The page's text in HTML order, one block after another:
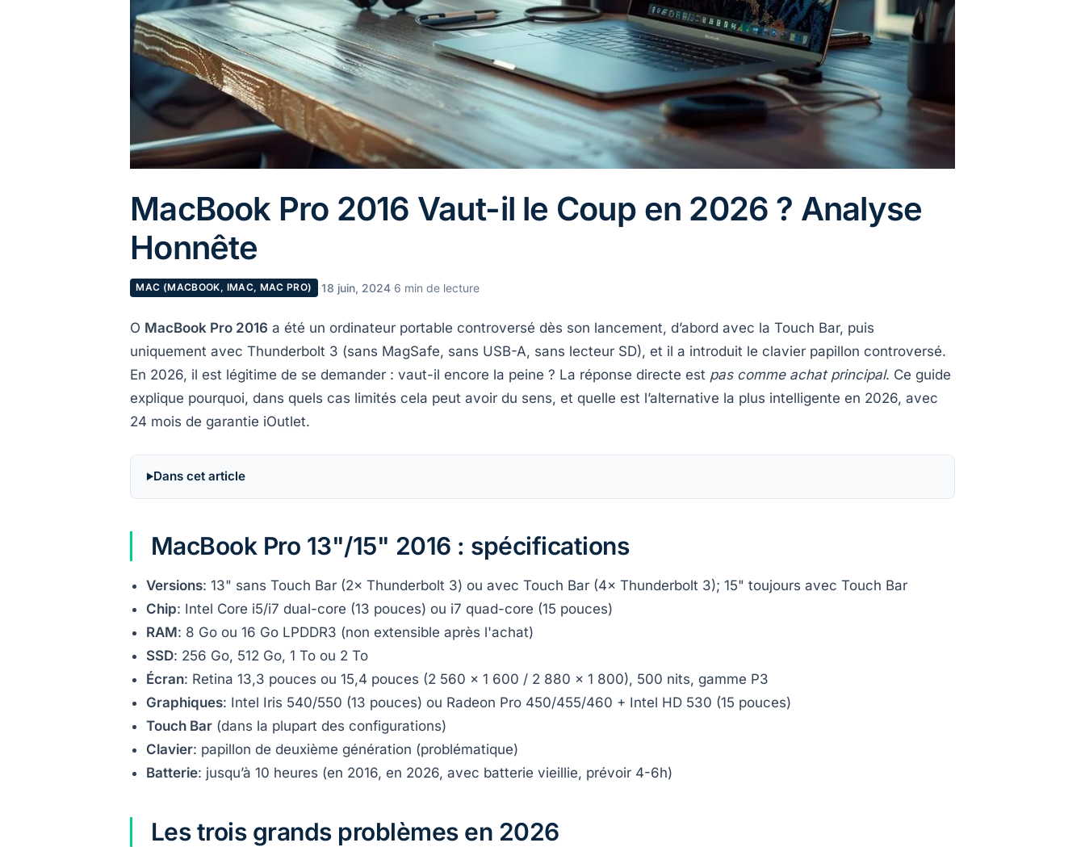
MacBook Pro 2016 Vaut-il le Coup en 2026 ? Analyse
Honnête
MAC (MACBOOK, IMAC, MAC PRO) ·18 juin, 2024·6 min de lecture
O MacBook Pro 2016 a été un ordinateur portable controversé dès son lancement, d’abord avec la Touch Bar, puis
uniquement avec Thunderbolt 3 (sans MagSafe, sans USB-A, sans lecteur SD), et il a introduit le clavier papillon controversé.
En 2026, il est légitime de se demander : vaut-il encore la peine ? La réponse directe est pas comme achat principal. Ce guide
explique pourquoi, dans quels cas limités cela peut avoir du sens, et quelle est l’alternative la plus intelligente en 2026, avec
24 mois de garantie iOutlet.
Dans cet article
MacBook Pro 13"/15" 2016 : spécifications
Versions: 13" sans Touch Bar (2× Thunderbolt 3) ou avec Touch Bar (4× Thunderbolt 3); 15" toujours avec Touch Bar
Chip: Intel Core i5/i7 dual-core (13 pouces) ou i7 quad-core (15 pouces)
RAM: 8 Go ou 16 Go LPDDR3 (non extensible après l'achat)
SSD: 256 Go, 512 Go, 1 To ou 2 To
Écran: Retina 13,3 pouces ou 15,4 pouces (2 560 × 1 600 / 2 880 × 1 800), 500 nits, gamme P3
Graphiques: Intel Iris 540/550 (13 pouces) ou Radeon Pro 450/455/460 + Intel HD 530 (15 pouces)
Touch Bar (dans la plupart des configurations)
Clavier: papillon de deuxième génération (problématique)
Batterie: jusqu’à 10 heures (en 2016, en 2026, avec batterie vieillie, prévoir 4-6h)
Les trois grands problèmes en 2026